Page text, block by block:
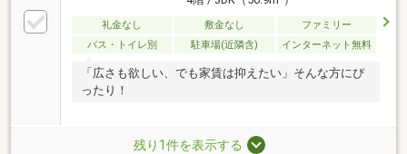
礼金なし 敷金なし
ファミリー
バス・トイレ別
駐車場(近隣含) インターネット無料
「広さも欲しい、でも家賃は抑えたい」そんな方にぴ
ったり！
残り1件を表示する